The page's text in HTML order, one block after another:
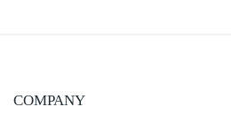
COMPANY